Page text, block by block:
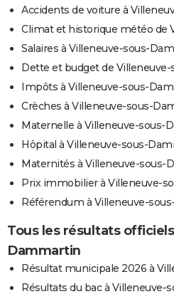
Accidents de voiture à
Climat et historique météo de
Salaires à Villeneuve-sous-
Dette et budget de
Impôts à Villeneuve-sous-
Crèches à Villeneuve-sous-
Maternelle à Villeneuve-sous-
Hôpital à Villeneuve-sous-
Maternités à Villeneuve-sous-
Prix immobilier à Villeneuve-
Référendum à Villeneuve-
Tous les résultats
Dammartin
Résultat municipale 2026 à
Résultats du bac à